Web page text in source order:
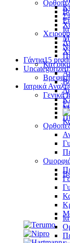
Γάντια15
Uncategorized
Ιατρικά
Γενικά